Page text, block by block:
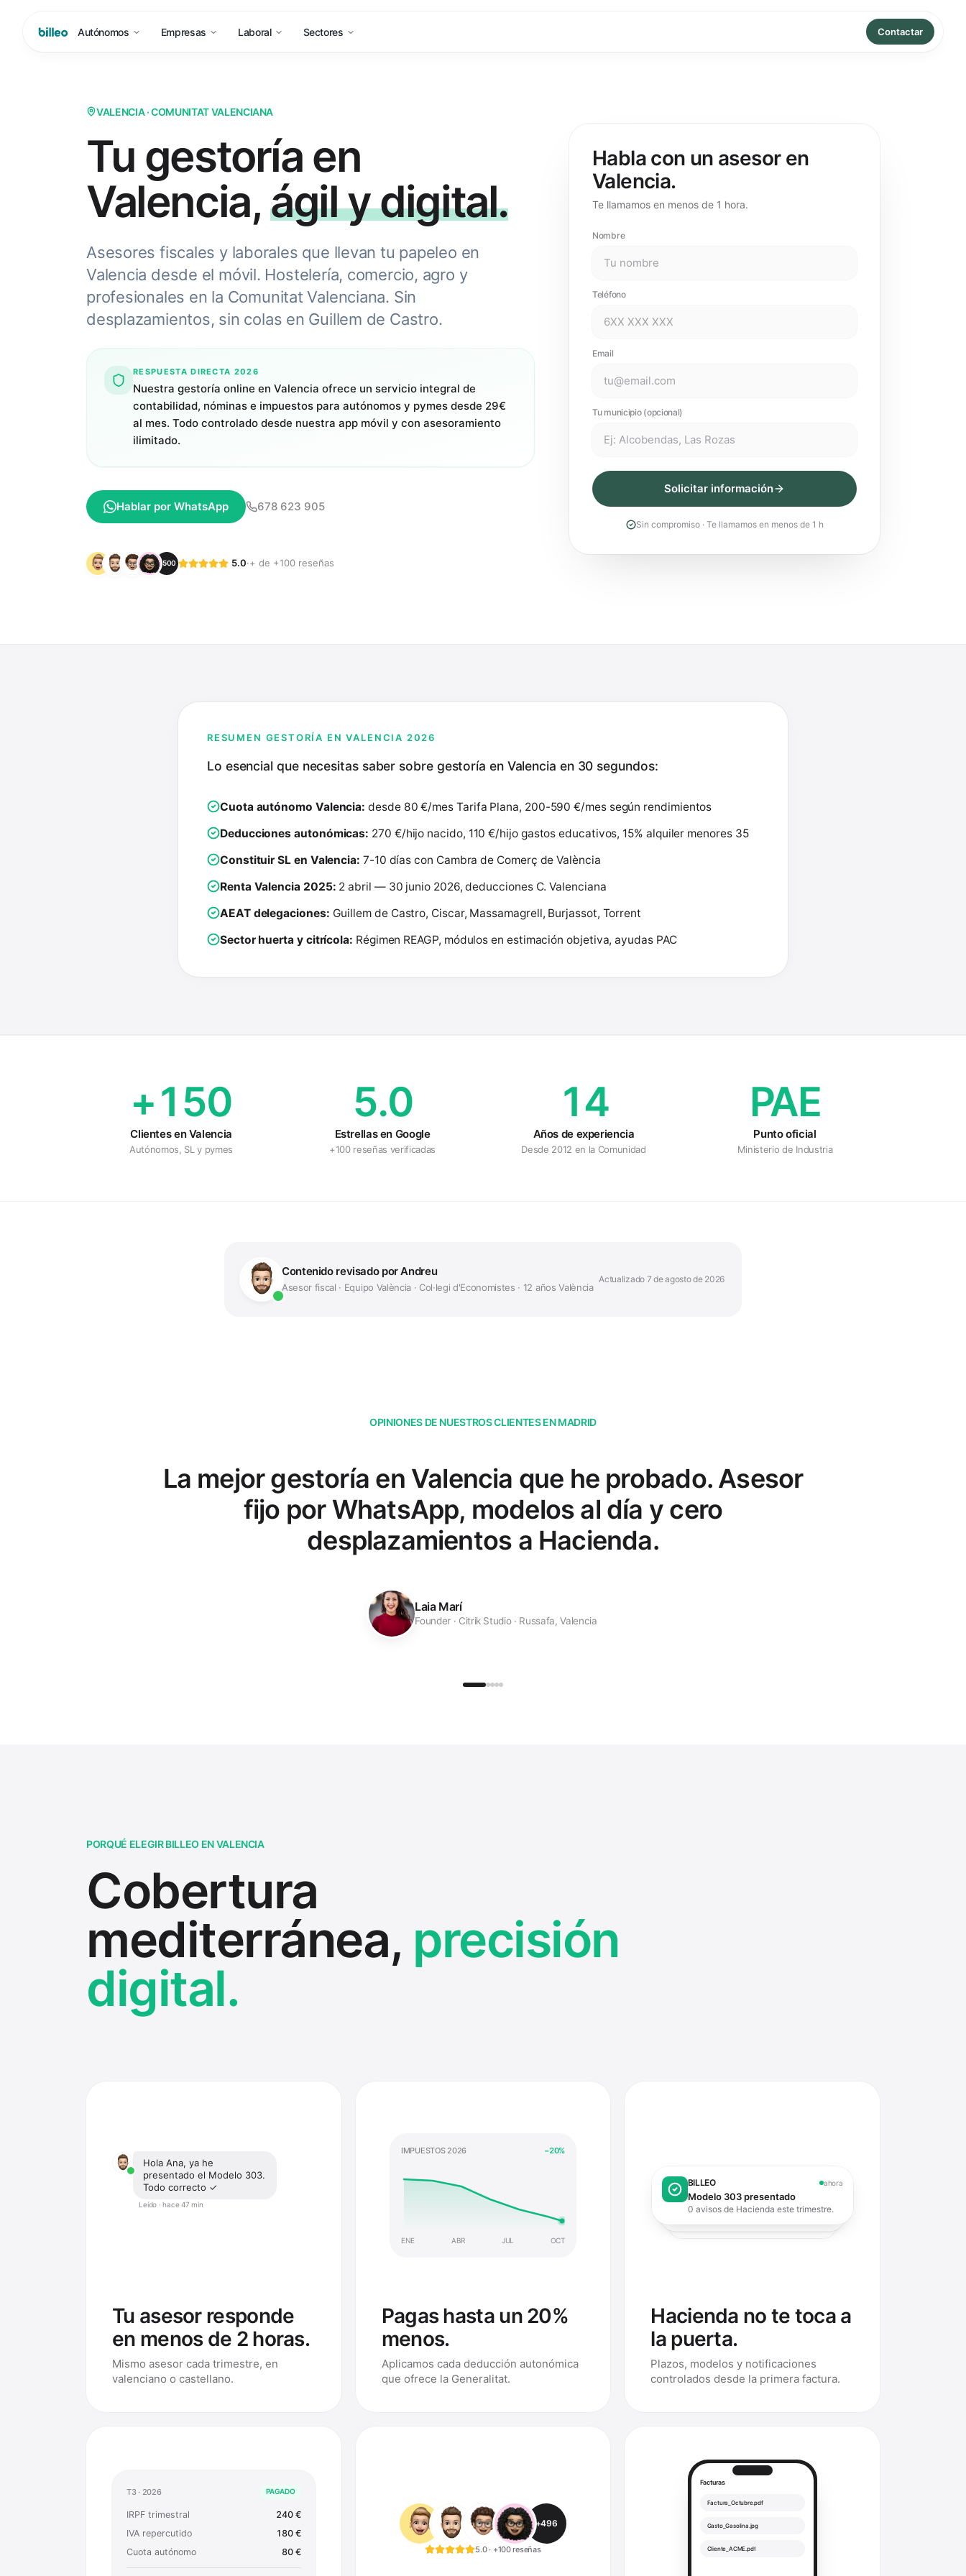
Autónomos Empresas Laboral Sectores Contactar
VALENCIA · COMUNITAT VALENCIANA
Tu gestoría en
Valencia,ágil y digital.
Asesores fiscales y laborales que llevan tu papeleo en
Valencia desde el móvil. Hostelería, comercio, agro y
profesionales en la Comunitat Valenciana. Sin
desplazamientos, sin colas en Guillem de Castro.
RESPUESTA DIRECTA 2026
Nuestra gestoría online en Valencia ofrece un servicio integral de
contabilidad, nóminas e impuestos para autónomos y pymes desde 29€
al mes. Todo controlado desde nuestra app móvil y con asesoramiento
ilimitado.
Hablar por WhatsApp 678 623 905
+500 5.0·+ de +100 reseñas
Habla con un asesor en
Valencia.
Te llamamos en menos de 1 hora.
Nombre
Teléfono
Email
Tu municipio (opcional)
Solicitar información
Sin compromiso · Te llamamos en menos de 1 h
RESUMEN GESTORÍA EN VALENCIA 2026
Lo esencial que necesitas saber sobre gestoría en Valencia en 30 segundos:
Cuota autónomo Valencia: desde 80 €/mes Tarifa Plana, 200-590 €/mes según rendimientos
Deducciones autonómicas: 270 €/hijo nacido, 110 €/hijo gastos educativos, 15% alquiler menores 35
Constituir SL en Valencia: 7-10 días con Cambra de Comerç de València
Renta Valencia 2025: 2 abril — 30 junio 2026, deducciones C. Valenciana
AEAT delegaciones: Guillem de Castro, Ciscar, Massamagrell, Burjassot, Torrent
Sector huerta y citrícola: Régimen REAGP, módulos en estimación objetiva, ayudas PAC
+150
Clientes en Valencia
Autónomos, SL y pymes
5.0
Estrellas en Google
+100 reseñas verificadas
14
Años de experiencia
Desde 2012 en la Comunidad
PAE
Punto oficial
Ministerio de Industria
Contenido revisado por Andreu
Asesor fiscal · Equipo València · Col·legi d'Economistes · 12 años València
Actualizado 7 de agosto de 2026
OPINIONES DE NUESTROS CLIENTES EN MADRID
La mejor gestoría en Valencia que he probado. Asesor
fijo por WhatsApp, modelos al día y cero
desplazamientos a Hacienda.
Laia Marí
Founder · Citrik Studio· Russafa, Valencia
PORQUÉ ELEGIR BILLEO EN VALENCIA
Cobertura
mediterránea, precisión
digital.
Hola Ana, ya he
presentado el Modelo 303.
Todo correcto ✓
Leído · hace 47 min
Tu asesor responde
en menos de 2 horas.
Mismo asesor cada trimestre, en
valenciano o castellano.
IMPUESTOS 2026 −20%
ENE ABR JUL OCT
Pagas hasta un 20%
menos.
Aplicamos cada deducción autonómica
que ofrece la Generalitat.
BILLEO ahora
Modelo 303 presentado
0 avisos de Hacienda este trimestre.
Hacienda no te toca a
la puerta.
Plazos, modelos y notificaciones
controlados desde la primera factura.
T3 · 2026 PAGADO
IRPF trimestral
240 €
IVA repercutido
180 €
Cuota autónomo
80 €
+496
5.0 · +100 reseñas
Facturas
Factura_Octubre.pdf
Gasto_Gasolina.jpg
Cliente_ACME.pdf